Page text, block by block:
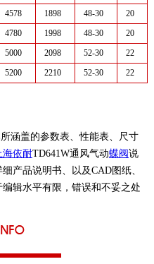
4578 1898 48-30
20
4780 1998 48-30
20
5000 2098 52-30
22
5200 2210 52-30 22
涵盖的参数表、性能表、尺寸
海依耐TD641W通风气动蝶阀说
产品说明书、以及CAD图纸、
辑水平有限，错误和不妥之处